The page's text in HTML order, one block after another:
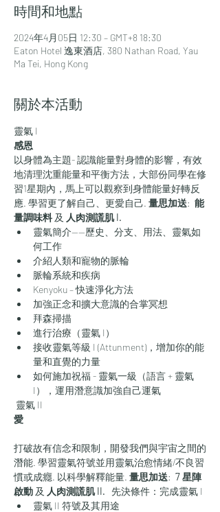
時間和地點
2024年4月05日 12:30 – GMT+8 18:30
Eaton Hotel 逸東酒店, 380 Nathan Road, Yau
Ma Tei, Hong Kong
關於本活動
​靈氣 I
感恩
以身體為主題- 認識能量對身體的影響，有效
地清理沈重能量和平衡方法，大部份同學在修
習1星期內，馬上可以觀察到身體能量好轉反
應. 學習更了解自己、更愛自己. 量思加送: 能
量調味料 及 人肉測謊肌 I.
靈氣簡介——歷史、分支、用法、靈氣如
何工作
介紹人類和寵物的脈輪
脈輪系統和疾病
Kenyoku – 快速淨化方法
加強正念和擴大意識的合掌冥想
拜森掃描
進行治療（靈氣 I）
接收靈氣等級 I (Attunment)，增加你的能
量和直覺的力量
如何施加祝福 - 靈氣一級（語言 + 靈氣
I），運用潛意識加強自己運氣
靈氣 II
愛
打破故有信念和限制，開發我們與宇宙之間的
潛能. 學習靈氣符號並用靈氣治愈情緒/不良習
慣或成癮. 以科學解釋能量. 量思加送: 7 星陣
啟動 及 人肉測謊肌 II. 先決條件：完成靈氣 I
靈氣 II 符號及其用途